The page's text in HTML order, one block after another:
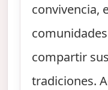
convivencia,
compartir
tradiciones.